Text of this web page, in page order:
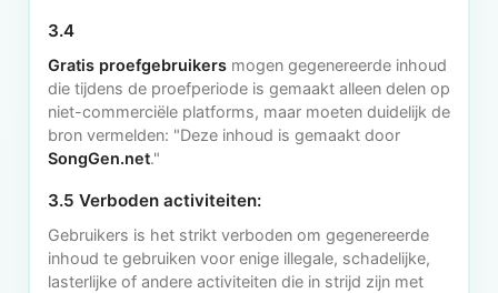
3.4
Gratis proefgebruikers mogen gegenereerde inhoud
die tijdens de proefperiode is gemaakt alleen delen op
niet-commerciële platforms, maar moeten duidelijk de
bron vermelden: "Deze inhoud is gemaakt door
SongGen.net."
3.5 Verboden activiteiten:
Gebruikers is het strikt verboden om gegenereerde
inhoud te gebruiken voor enige illegale, schadelijke,
lasterlijke of andere activiteiten die in strijd zijn met